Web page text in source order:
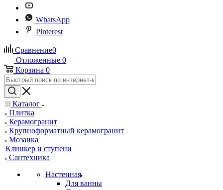
WhatsApp
Pinterest
Сравнение0
Отложенные 0
Корзина 0
Каталог
Плитка
Керамогранит
Крупноформатный керамогранит
Мозаика
Клинкер и ступени
Сантехника
Настенная
Для ванны